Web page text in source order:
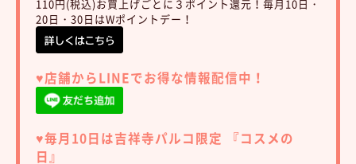
110円(税込)お買上げごとに３ポイント還元！毎月10日・
20日・30日はWポイントデー！
♥︎店舗からLINEでお得な情報配信中！
♥︎毎月10日は吉祥寺パルコ限定 『コスメの
日』